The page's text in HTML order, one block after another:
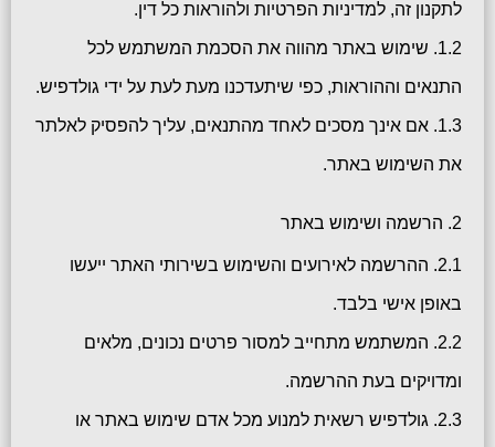
לתקנון זה, למדיניות הפרטיות ולהוראות כל דין.
1.2. שימוש באתר מהווה את הסכמת המשתמש לכל
התנאים וההוראות, כפי שיתעדכנו מעת לעת על ידי גולדפיש.
1.3. אם אינך מסכים לאחד מהתנאים, עליך להפסיק לאלתר
את השימוש באתר.
2. הרשמה ושימוש באתר
2.1. ההרשמה לאירועים והשימוש בשירותי האתר ייעשו
באופן אישי בלבד.
2.2. המשתמש מתחייב למסור פרטים נכונים, מלאים
ומדויקים בעת ההרשמה.
2.3. גולדפיש רשאית למנוע מכל אדם שימוש באתר או